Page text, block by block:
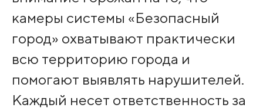
камеры системы «Безопасный
город» охватывают практически
всю территорию города и
помогают выявлять нарушителей.
Каждый несет ответственность за